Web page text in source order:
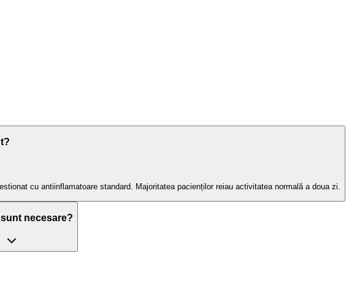
cu antiinflamatoare standard. Majoritatea pacienților reiau activitatea normală a doua zi.
necesare?